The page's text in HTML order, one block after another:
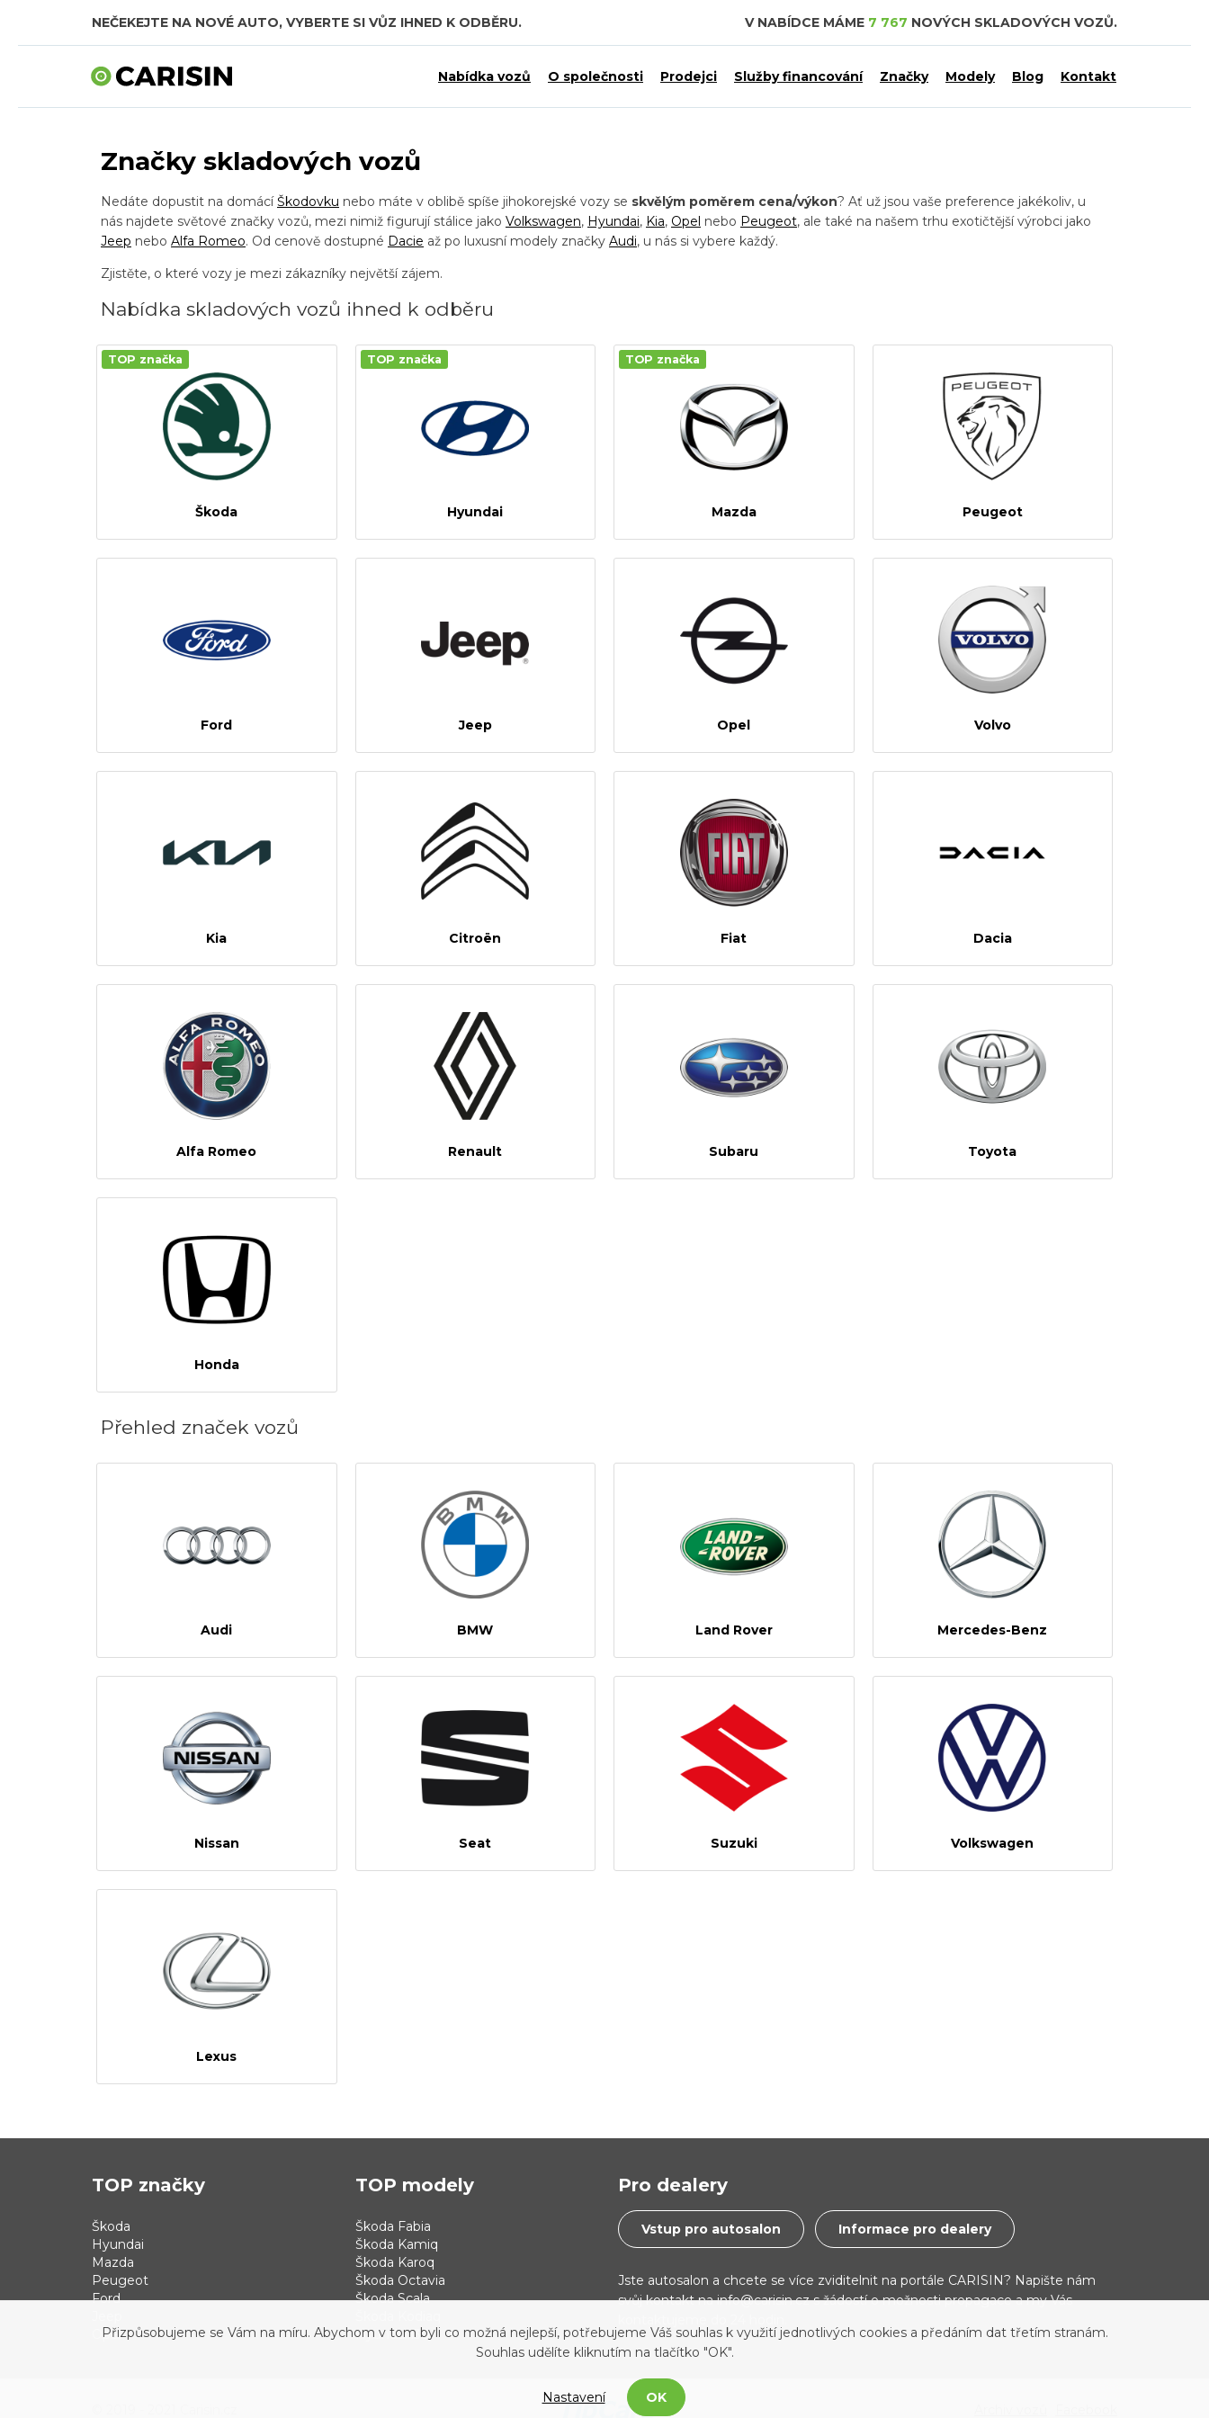
NEČEKEJTE NA NOVÉ AUTO, VYBERTE SI VŮZ IHNED K ODBĚRU.
SKLADOVÁ AUTA V CELKOVÉ HODNOTĚ TÉMĚŘ 7,5 MILIARDY KČ. V NABÍDCE MÁME 7 767 NOVÝCH SKLADOVÝCH VOZŮ.
Nabídka vozů O společnosti Prodejci Služby financování Značky Modely Blog Kontakt
Značky skladových vozů
Nedáte dopustit na domácíŠkodovku nebo máte v oblibě spíše jihokorejské vozy se skvělým poměrem cena/výkon? Ať už jsou vaše preference jakékoliv, u
nás najdete světové značky vozů, mezi nimiž figurují stálice jako Volkswagen, Hyundai, Kia, Opel nebo Peugeot, ale také na našem trhu exotičtější výrobci jako
Jeep nebo Alfa Romeo. Od cenově dostupné Dacie až po luxusní modely značky Audi, u nás si vybere každý.
Zjistěte, o které vozy je mezi zákazníky největší zájem.
Nabídka skladových vozů ihned k odběru
Škoda Hyundai Mazda Peugeot
Ford Jeep Opel Volvo
Kia Citroën Fiat Dacia
Alfa Romeo Renault Subaru Toyota
Honda
Přehled značek vozů
Audi BMW Land Rover Mercedes-Benz
Nissan Seat Suzuki Volkswagen
Lexus
TOP značky
Škoda
Hyundai
Mazda
Peugeot
Ford
Opel
TOP modely
Škoda Fabia
Škoda Kamiq
Škoda Karoq
Škoda Octavia
Škoda Scala
Hyundai i30
Pro dealery
Vstup pro autosalon Informace pro dealery
Jste autosalon a chcete se více zviditelnit na portále CARISIN? Napište nám
svůj kontakt na info@carisin.cz s žádostí o možnosti propagace a my Vás
Přizpůsobujeme se Vám na míru. Abychom v tom byli co možná nejlepší, potřebujeme Váš souhlas k využití jednotlivých cookies a předáním dat třetím stranám.
Souhlas udělíte kliknutím na tlačítko "OK".
Nastavení OK